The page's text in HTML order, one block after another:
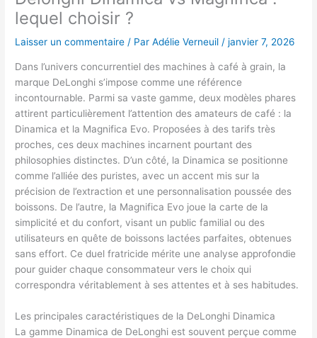
lequel choisir ?
Laisser un commentaire / ParAdélie Verneuil /janvier 7, 2026
Dans l’univers concurrentiel des machines à café à grain, la
marque DeLonghi s’impose comme une référence
incontournable. Parmi sa vaste gamme, deux modèles phares
attirent particulièrement l’attention des amateurs de café : la
Dinamica et la Magnifica Evo. Proposées à des tarifs très
proches, ces deux machines incarnent pourtant des
philosophies distinctes. D’un côté, la Dinamica se positionne
comme l’alliée des puristes, avec un accent mis sur la
précision de l’extraction et une personnalisation poussée des
boissons. De l’autre, la Magnifica Evo joue la carte de la
simplicité et du confort, visant un public familial ou des
utilisateurs en quête de boissons lactées parfaites, obtenues
sans effort. Ce duel fratricide mérite une analyse approfondie
pour guider chaque consommateur vers le choix qui
correspondra véritablement à ses attentes et à ses habitudes.
Les principales caractéristiques de la DeLonghi Dinamica
La gamme Dinamica de DeLonghi est souvent perçue comme